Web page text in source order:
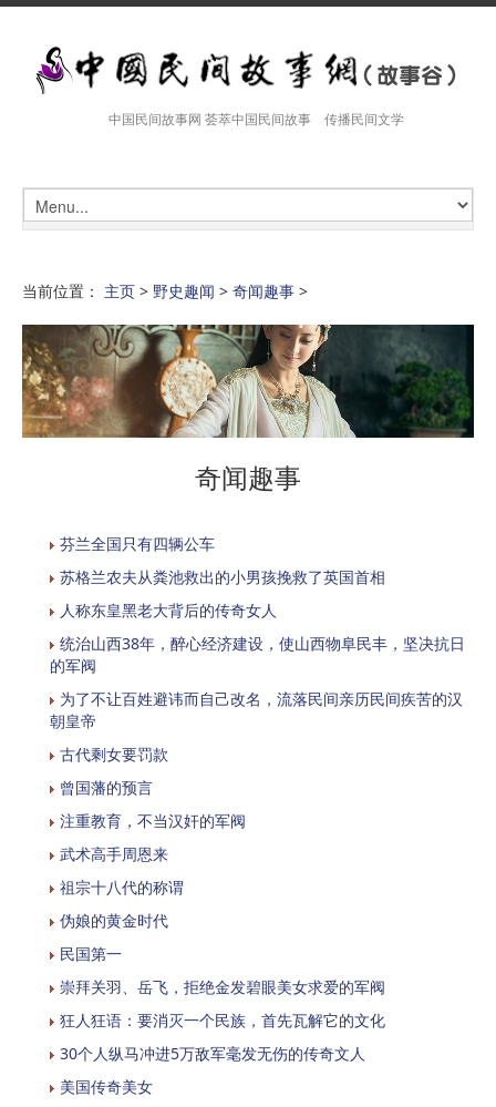
中国民间故事网 荟萃中国民间故事 传播民间文学
当前位置： 主页 > 野史趣闻 > 奇闻趣事 >
奇闻趣事
芬兰全国只有四辆公车
苏格兰农夫从粪池救出的小男孩挽救了英国首相
人称东皇黑老大背后的传奇女人
统治山西38年，醉心经济建设，使山西物阜民丰，坚决抗日
的军阀
为了不让百姓避讳而自己改名，流落民间亲历民间疾苦的汉
朝皇帝
古代剩女要罚款
曾国藩的预言
注重教育，不当汉奸的军阀
武术高手周恩来
祖宗十八代的称谓
伪娘的黄金时代
民国第一
崇拜关羽、岳飞，拒绝金发碧眼美女求爱的军阀
狂人狂语：要消灭一个民族，首先瓦解它的文化
30个人纵马冲进5万敌军毫发无伤的传奇文人
美国传奇美女